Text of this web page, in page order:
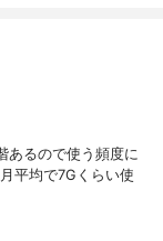
あるので使う頻度に
平均で7Gくらい使